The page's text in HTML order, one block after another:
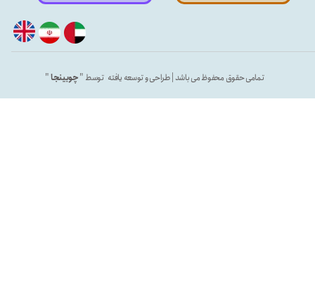
تمامی حقوق محفوظ می باشد | طراحی و توسعه یافته توسط "چوبینجا"